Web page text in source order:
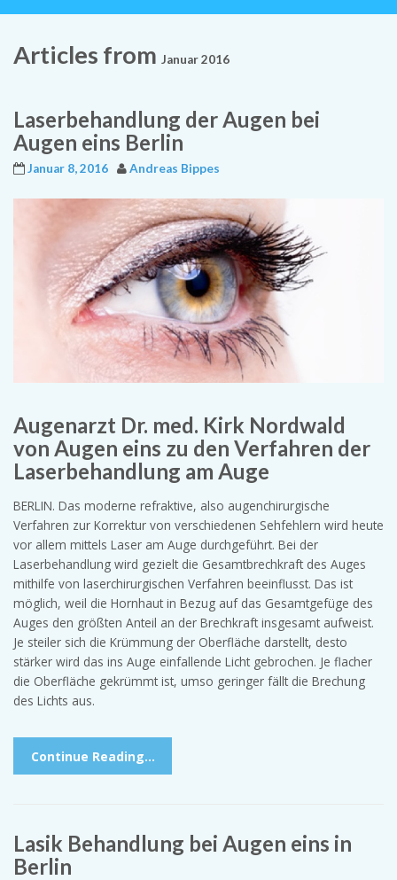
Articles from Januar 2016
Laserbehandlung der Augen bei
Augen eins Berlin
Januar 8, 2016 Andreas Bippes
Augenarzt Dr. med. Kirk Nordwald
von Augen eins zu den Verfahren der
Laserbehandlung am Auge
BERLIN. Das moderne refraktive, also augenchirurgische
Verfahren zur Korrektur von verschiedenen Sehfehlern wird heute
vor allem mittels Laser am Auge durchgeführt. Bei der
Laserbehandlung wird gezielt die Gesamtbrechkraft des Auges
mithilfe von laserchirurgischen Verfahren beeinflusst. Das ist
möglich, weil die Hornhaut in Bezug auf das Gesamtgefüge des
Auges den größten Anteil an der Brechkraft insgesamt aufweist.
Je steiler sich die Krümmung der Oberfläche darstellt, desto
stärker wird das ins Auge einfallende Licht gebrochen. Je flacher
die Oberfläche gekrümmt ist, umso geringer fällt die Brechung
des Lichts aus.
Continue Reading…
Lasik Behandlung bei Augen eins in
Berlin